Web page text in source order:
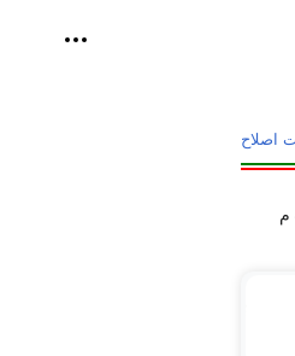
ابزارهای
اصلاح
به پادشاهی رسید و تا سال 496 م